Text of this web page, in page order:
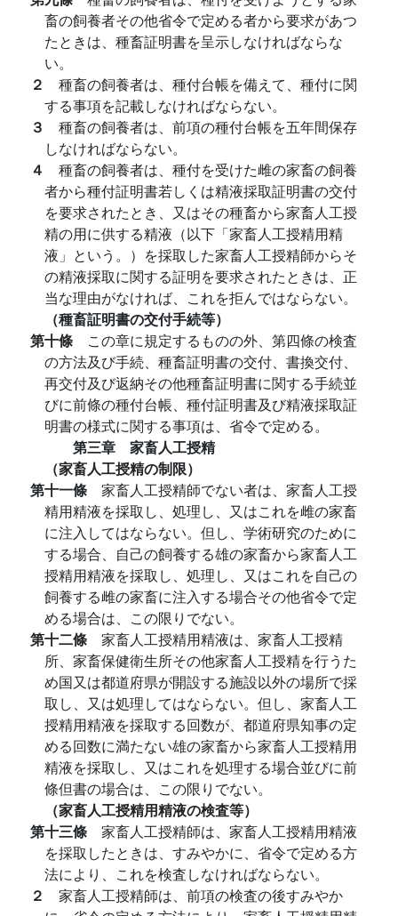
畜の飼養者その他省令で定める者から要求があつ
たときは、種畜証明書を呈示しなければならな
い。
２ 種畜の飼養者は、種付台帳を備えて、種付に関
する事項を記載しなければならない。
３ 種畜の飼養者は、前項の種付台帳を五年間保存
しなければならない。
４ 種畜の飼養者は、種付を受けた雌の家畜の飼養
者から種付証明書若しくは精液採取証明書の交付
を要求されたとき、又はその種畜から家畜人工授
精の用に供する精液（以下「家畜人工授精用精
液」という。）を採取した家畜人工授精師からそ
の精液採取に関する証明を要求されたときは、正
当な理由がなければ、これを拒んではならない。
（種畜証明書の交付手続等）
第十條 この章に規定するものの外、第四條の検査
の方法及び手続、種畜証明書の交付、書換交付、
再交付及び返納その他種畜証明書に関する手続並
びに前條の種付台帳、種付証明書及び精液採取証
明書の様式に関する事項は、省令で定める。
第三章 家畜人工授精
（家畜人工授精の制限）
第十一條 家畜人工授精師でない者は、家畜人工授
精用精液を採取し、処理し、又はこれを雌の家畜
に注入してはならない。但し、学術研究のために
する場合、自己の飼養する雄の家畜から家畜人工
授精用精液を採取し、処理し、又はこれを自己の
飼養する雌の家畜に注入する場合その他省令で定
める場合は、この限りでない。
第十二條 家畜人工授精用精液は、家畜人工授精
所、家畜保健衛生所その他家畜人工授精を行うた
め国又は都道府県が開設する施設以外の場所で採
取し、又は処理してはならない。但し、家畜人工
授精用精液を採取する回数が、都道府県知事の定
める回数に満たない雄の家畜から家畜人工授精用
精液を採取し、又はこれを処理する場合並びに前
條但書の場合は、この限りでない。
（家畜人工授精用精液の検査等）
第十三條 家畜人工授精師は、家畜人工授精用精液
を採取したときは、すみやかに、省令で定める方
法により、これを検査しなければならない。
２ 家畜人工授精師は、前項の検査の後すみやか